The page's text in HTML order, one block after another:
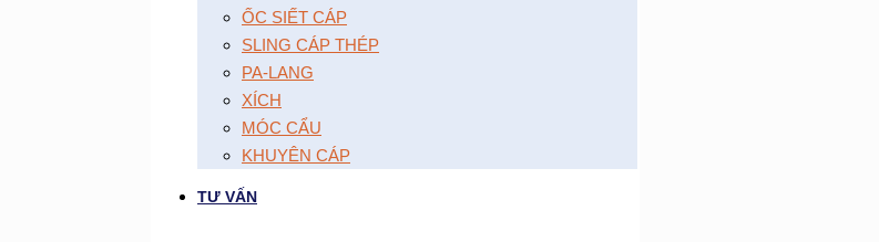
ỐC SIẾT CÁP
SLING CÁP THÉP
PA-LANG
XÍCH
MÓC CẨU
KHUYÊN CÁP
TƯ VẤN